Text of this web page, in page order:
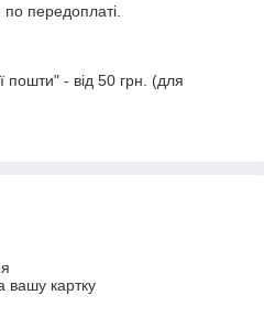
по передоплаті.
пошти" - від 50 грн. (для
вашу картку